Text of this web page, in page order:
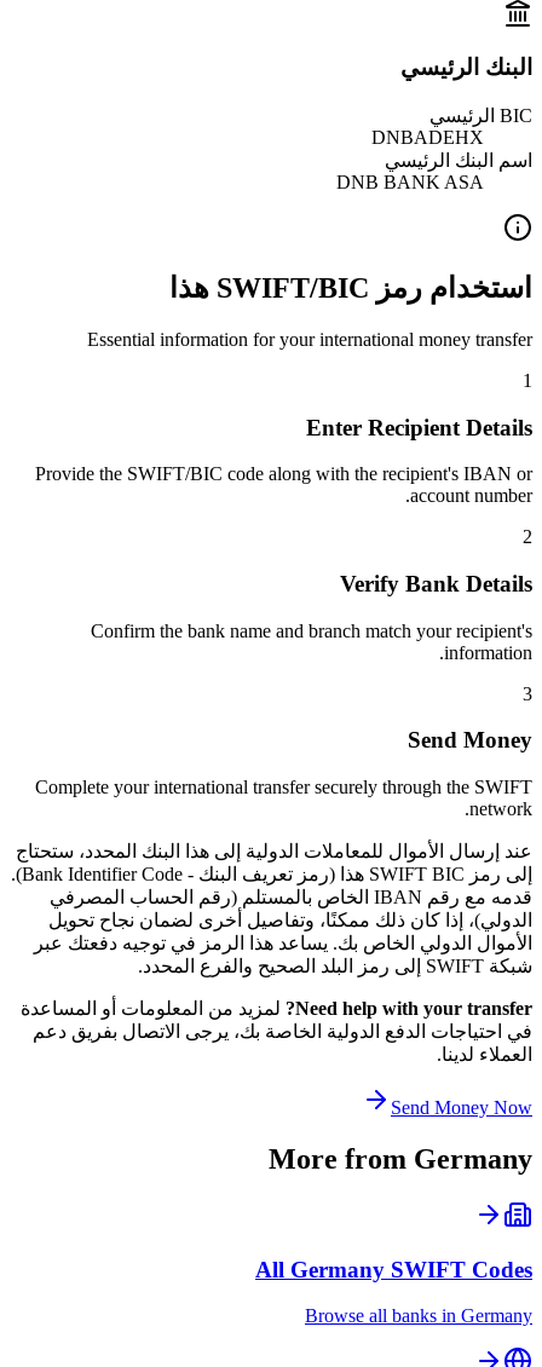
البنك الرئيسي
BIC الرئيسي
DNBADEHX
اسم البنك الرئيسي
DNB BANK ASA
استخدام رمز SWIFT/BIC هذا
Essential information for your international money transfer
1
Enter Recipient Details
Provide the SWIFT/BIC code along with the recipient's IBAN or
account number.
2
Verify Bank Details
Confirm the bank name and branch match your recipient's
information.
3
Send Money
Complete your international transfer securely through the SWIFT
network.
عند إرسال الأموال للمعاملات الدولية إلى هذا البنك المحدد، ستحتاج
إلى رمز SWIFT BIC هذا (رمز تعريف البنك - Bank Identifier Code).
قدمه مع رقم IBAN الخاص بالمستلم (رقم الحساب المصرفي
الدولي)، إذا كان ذلك ممكنًا، وتفاصيل أخرى لضمان نجاح تحويل
الأموال الدولي الخاص بك. يساعد هذا الرمز في توجيه دفعتك عبر
شبكة SWIFT إلى رمز البلد الصحيح والفرع المحدد.
Need help with your transfer?
لمزيد من المعلومات أو المساعدة
في احتياجات الدفع الدولية الخاصة بك، يرجى الاتصال بفريق دعم
العملاء لدينا.
Send Money Now
More from Germany
All Germany SWIFT Codes
Browse all banks in Germany